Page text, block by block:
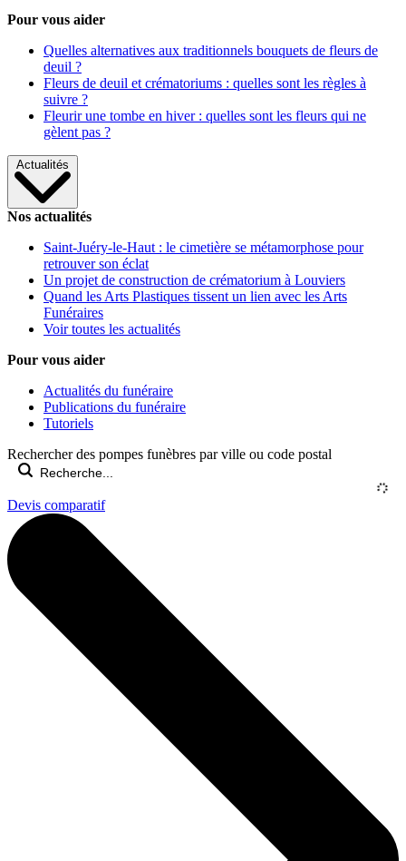
Pour vous aider
Quelles alternatives aux traditionnels bouquets de fleurs de
deuil ?
Fleurs de deuil et crématoriums : quelles sont les règles à
suivre ?
Fleurir une tombe en hiver : quelles sont les fleurs qui ne
gèlent pas ?
Actualités
Nos actualités
Saint-Juéry-le-Haut : le cimetière se métamorphose pour
retrouver son éclat
Un projet de construction de crématorium à Louviers
Quand les Arts Plastiques tissent un lien avec les Arts
Funéraires
Voir toutes les actualités
Pour vous aider
Actualités du funéraire
Publications du funéraire
Tutoriels
Rechercher des pompes funèbres par ville ou code postal
Devis comparatif